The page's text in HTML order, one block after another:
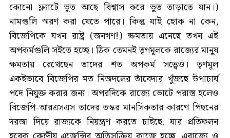
কোনো ফ্ল্যাটে ভুত আছে বিশ্বাস করে ভুত তাড়াতে যান।)
নামগুলি স্মরণ করা যেতে পারে। কিন্তু যাই হোক না কেন,
বিজেপিকে যখন রাষ্ট্র (জনগণ!) ক্ষমতায় এনেছে তখন এই
অপকর্মগুলি সইতে হচ্ছে। ঠিক তেমনই তৃণমূলকে রাজ্যের মানুষ
ক্ষমতায় রেখেছেন তাদের শত অপকর্ম সত্ত্বেও। তৃণমূল
একইভাবে বিজেপির মত নিজদলের তাঁবেদার খুঁজছে উপাচার্য
পদে নিযুক্ত করার জন্য। অপরদিকে রাজ্যে ভোটে পরাস্ত হলেও
বিজেপি-আরএসএস তাদের তস্কর মানসিকতার কারণে পিছনের
দরজা দিয়ে রাজ্যকে নিয়ন্ত্রণ করতে চাইছে, যার প্রতিফলন